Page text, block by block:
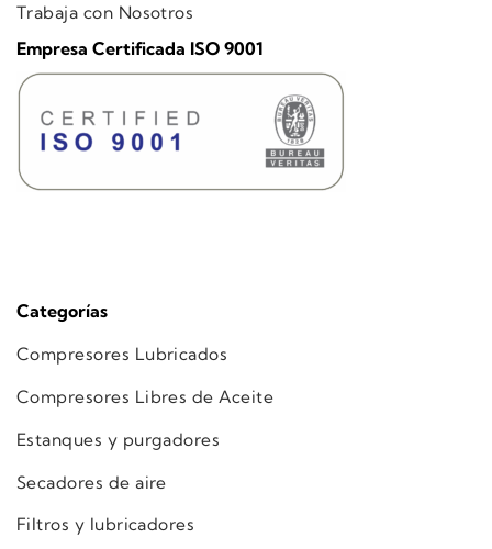
Categorías
Compresores Lubricados
Compresores Libres de Aceite
Estanques y purgadores
Secadores de aire
Filtros y lubricadores
Trabaja con Nosotros
Empresa Certificada ISO 9001